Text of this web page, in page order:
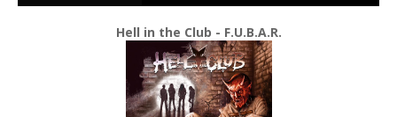
Hell in the Club - F.U.B.A.R.